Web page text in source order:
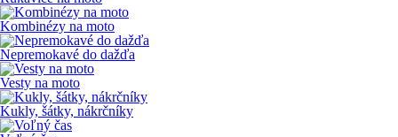
Kombinézy na moto
Nepremokavé do dažďa
Vesty na moto
Kukly, šátky, nákrčníky